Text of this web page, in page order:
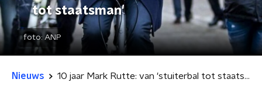
tot staatsman'
foto:ANP
Nieuws 10 jaar Mark Rutte: van 'stuiterbal tot staatsman'